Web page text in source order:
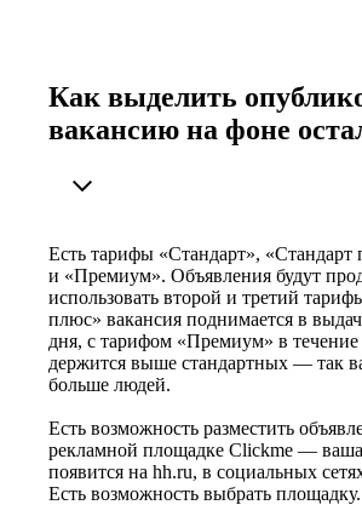
Как выделить
вакансию на фоне
Есть тарифы «Стандарт», «Стандарт
и «Премиум». Объявления будут
использовать второй и третий
плюс» вакансия поднимается в
дня, с тарифом «Премиум» в течение
держится выше стандартных — так
больше людей.
Есть возможность разместить
рекламной площадке Clickme —
появится на hh.ru, в социальных
Есть возможность выбрать площадку.